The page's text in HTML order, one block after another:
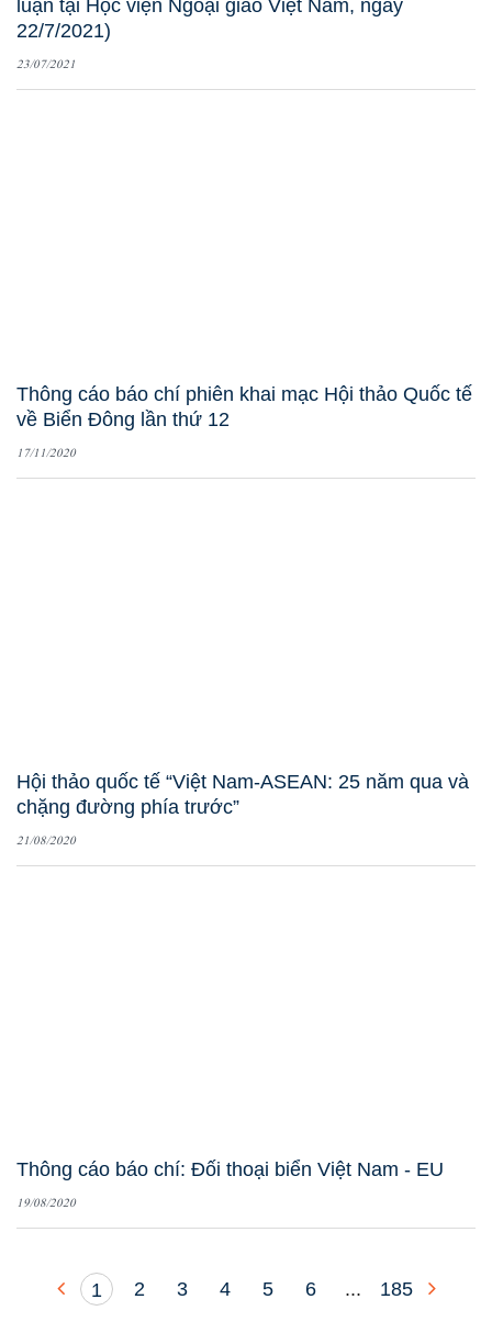
luận tại Học viện Ngoại giao Việt Nam, ngày
22/7/2021)
23/07/2021
Thông cáo báo chí phiên khai mạc Hội thảo Quốc tế
về Biển Đông lần thứ 12
17/11/2020
Hội thảo quốc tế “Việt Nam-ASEAN: 25 năm qua và
chặng đường phía trước”
21/08/2020
Thông cáo báo chí: Đối thoại biển Việt Nam - EU
19/08/2020
1 2 3 4 5 6 ... 185